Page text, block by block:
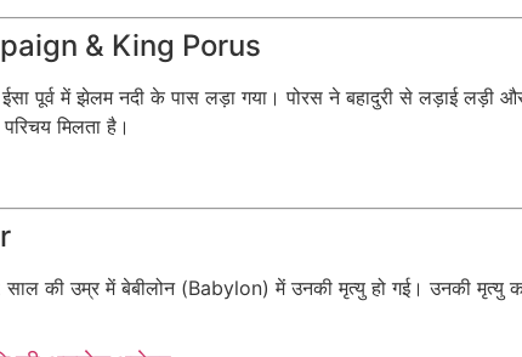
& King Porus
पूर्व में झेलम नदी के पास लड़ा गया। पोरस ने बहादुरी से लड़ाई लड़ी
मिलता है।
की उम्र में बेबीलोन (Babylon) में उनकी मृत्यु हो गई। उनकी मृत्यु